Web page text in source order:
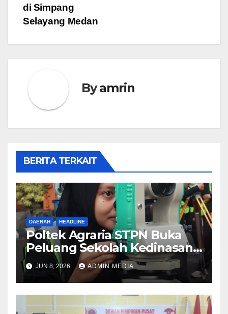
di Simpang
Selayang Medan
Byamrin
BERITA TERKAIT
DAERAH HEADLINE
Poltek Agraria STPN Buka
Peluang Sekolah Kedinasan,
Jaring Generasi Muda yang
Berminat di Bidang
Agraria/Pertanahan dan Tata
Ruang
JUN 8, 2026 ADMIN MEDIA